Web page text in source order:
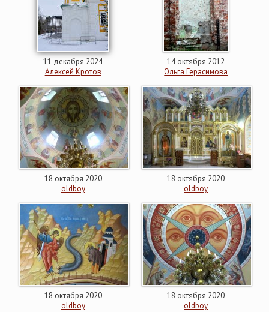
11 декабря 2024
Алексей Кротов
14 октября 2012
Ольга Герасимова
18 октября 2020
oldboy
18 октября 2020
oldboy
18 октября 2020
oldboy
18 октября 2020
oldboy